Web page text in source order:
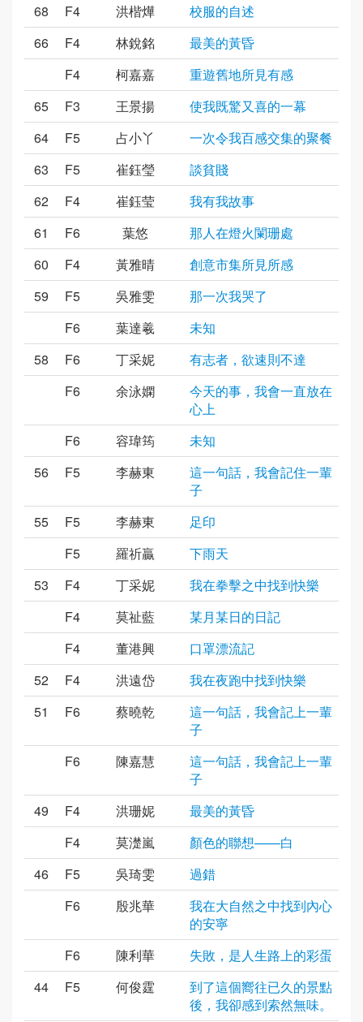
68
F4 洪楷燁
校服的自述
66
F4 林銳銘
最美的黃昏
F4
柯嘉嘉
重遊舊地所見有感
65
F3 王景揚
使我既驚又喜的一幕
64
F5 占小丫
一次令我百感交集的聚餐
63
F5 崔鈺瑩
談貧賤
62
F4 崔鈺莹
我有我故事
61
F6 葉悠
那人在燈火闌珊處
60
F4 黃雅晴
創意市集所見所感
59
F5 吳雅雯
那一次我哭了
F6
葉達羲
未知
58
F6 丁采妮
有志者，欲速則不達
F6
余泳嫻
今天的事，我會一直放在
心上
F6
容瑋筠
未知
56
F5 李赫東
這一句話，我會記住一輩
子
55
F5 李赫東
足印
F5
羅祈贏
下雨天
53
F4 丁采妮
我在拳擊之中找到快樂
F4
莫祉藍
某月某日的日記
F4
董港興
口罩漂流記
52
F4 洪遠岱
我在夜跑中找到快樂
51
F6 蔡曉乾
這一句話，我會記上一輩
子
F6
陳嘉慧
這一句話，我會記上一輩
子
49
F4 洪珊妮
最美的黃昏
F4
莫濋嵐
顏色的聯想——白
46
F5 吳琦雯
過錯
F6
殷兆華
我在大自然之中找到內心
的安寧
F6
陳利華
失敗，是人生路上的彩蛋
44
F5 何俊霆
到了這個嚮往已久的景點
後，我卻感到索然無味。